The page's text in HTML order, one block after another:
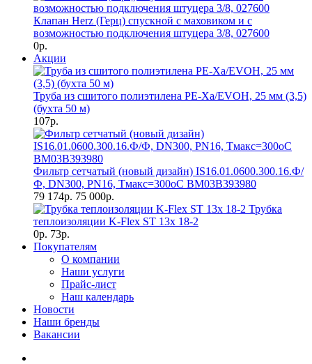
Клапан Herz (Герц) спускной с маховиком и с
возможностью подключения штуцера 3/8, 027600
0р.
Акции
Труба из сшитого полиэтилена PE-Xa/EVOH, 25 мм (3,5)
(бухта 50 м)
107р.
Фильтр сетчатый (новый дизайн) IS16.01.0600.300.16.Ф/
Ф, DN300, РN16, Тмакс=300оС BM03B393980
79 174р. 75 000р.
Трубка
теплоизоляции K-Flex ST 13х 18-2
0р. 73р.
Покупателям
О компании
Наши услуги
Прайс-лист
Наш календарь
Новости
Наши бренды
Вакансии